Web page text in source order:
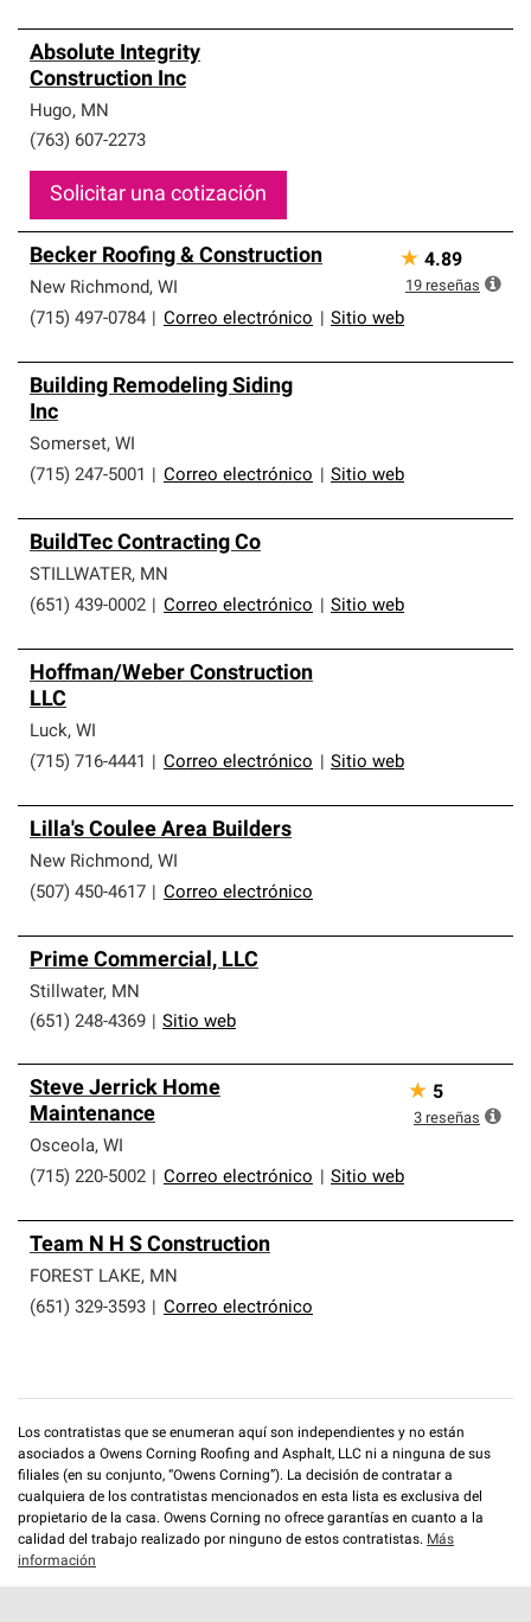
Absolute Integrity
Construction Inc
Hugo, MN
(763) 607-2273
Solicitar una cotización
Becker Roofing & Construction
New Richmond, WI
(715) 497-0784
Correo electrónico Sitio web
★ 4.89
19 reseñas
Building Remodeling Siding
Inc
Somerset, WI
(715) 247-5001
Correo electrónico Sitio web
BuildTec Contracting Co
STILLWATER, MN
(651) 439-0002
Correo electrónico Sitio web
Hoffman/Weber Construction
LLC
Luck, WI
(715) 716-4441
Correo electrónico Sitio web
Lilla's Coulee Area Builders
New Richmond, WI
(507) 450-4617
Correo electrónico
Prime Commercial, LLC
Stillwater, MN
(651) 248-4369
Sitio web
Steve Jerrick Home
Maintenance
Osceola, WI
(715) 220-5002
Correo electrónico Sitio web
★ 5
3 reseñas
Team N H S Construction
FOREST LAKE, MN
(651) 329-3593
Correo electrónico
Los contratistas que se enumeran aquí son independientes y no están
asociados a Owens Corning Roofing and Asphalt, LLC ni a ninguna de sus
filiales (en su conjunto, “Owens Corning”). La decisión de contratar a
cualquiera de los contratistas mencionados en esta lista es exclusiva del
propietario de la casa. Owens Corning no ofrece garantías en cuanto a la
calidad del trabajo realizado por ninguno de estos contratistas. Más
información